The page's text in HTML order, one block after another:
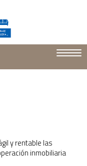
y rentable las
inmobiliaria